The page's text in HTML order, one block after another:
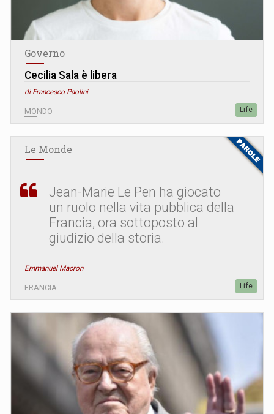
Governo
Cecilia Sala è libera
di Francesco Paolini
MONDO Life
Le Monde
Jean-Marie Le Pen ha giocato
un ruolo nella vita pubblica della
Francia, ora sottoposto al
giudizio della storia.
Emmanuel Macron
FRANCIA Life